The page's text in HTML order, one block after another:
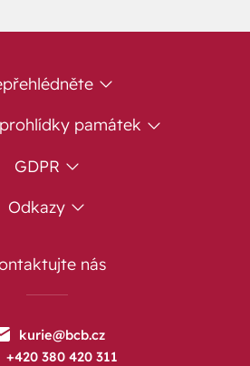
památek
GDPR
Odkazy
nás
kurie@bcb.cz
+420 380 420 311